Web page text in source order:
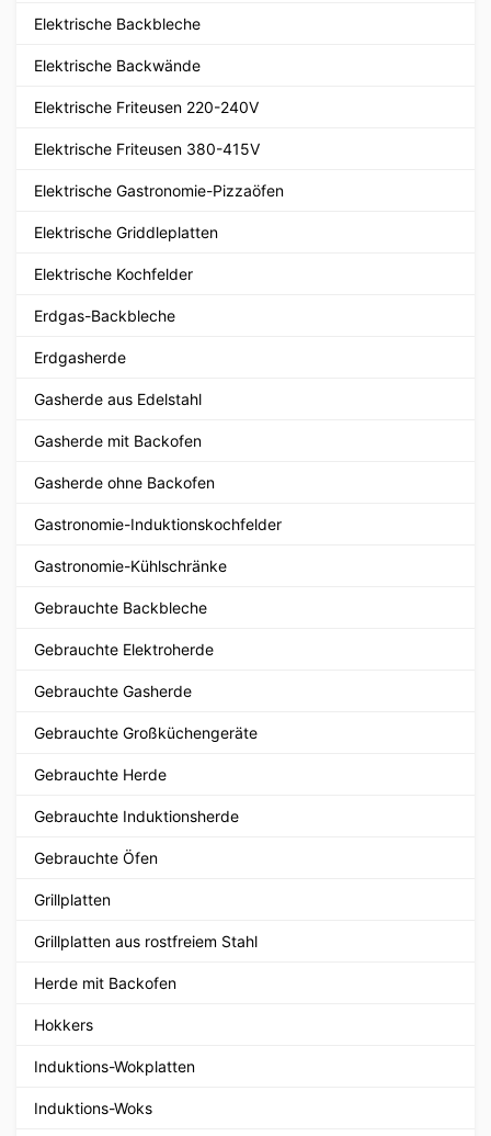
Elektrische Backbleche
Elektrische Backwände
Elektrische Friteusen 220-240V
Elektrische Friteusen 380-415V
Elektrische Gastronomie-Pizzaöfen
Elektrische Griddleplatten
Elektrische Kochfelder
Erdgas-Backbleche
Erdgasherde
Gasherde aus Edelstahl
Gasherde mit Backofen
Gasherde ohne Backofen
Gastronomie-Induktionskochfelder
Gastronomie-Kühlschränke
Gebrauchte Backbleche
Gebrauchte Elektroherde
Gebrauchte Gasherde
Gebrauchte Großküchengeräte
Gebrauchte Herde
Gebrauchte Induktionsherde
Gebrauchte Öfen
Grillplatten
Grillplatten aus rostfreiem Stahl
Herde mit Backofen
Hokkers
Induktions-Wokplatten
Induktions-Woks